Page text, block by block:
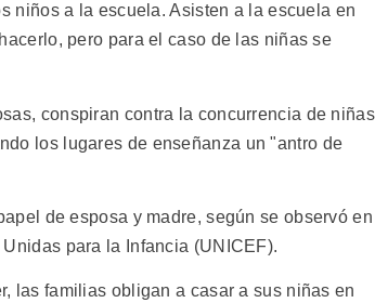
niños a la escuela. Asisten a la escuela en
pero para el caso de las niñas se
conspiran contra la concurrencia de niñas
los lugares de enseñanza un "antro de
de esposa y madre, según se observó en
para la Infancia (UNICEF).
las familias obligan a casar a sus niñas en